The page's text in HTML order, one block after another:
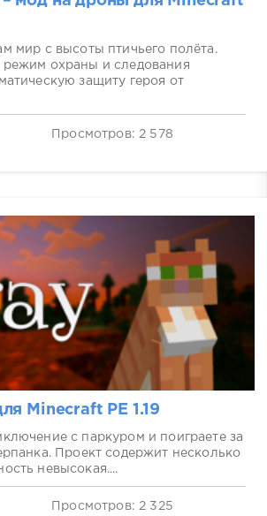
мир с высоты птичьего полёта.
режим охраны и следования
защиту героя от
Просмотров: 2 578
Minecraft PE 1.19
с паркуром и поиграете за
Проект содержит несколько
невысокая....
Просмотров: 2 325